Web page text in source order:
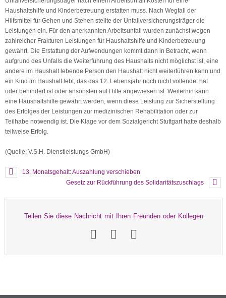
Haushaltshilfe und Kinderbetreuung erstatten muss. Nach Wegfall der
Hilfsmittel für Gehen und Stehen stellte der Unfallversicherungsträger die
Leistungen ein. Für den anerkannten Arbeitsunfall wurden zunächst wegen
zahlreicher Frakturen Leistungen für Haushaltshilfe und Kinderbetreuung
gewährt. Die Erstattung der Aufwendungen kommt dann in Betracht, wenn
aufgrund des Unfalls die Weiterführung des Haushalts nicht möglichst ist, eine
andere im Haushalt lebende Person den Haushalt nicht weiterführen kann und
ein Kind im Haushalt lebt, das das 12. Lebensjahr noch nicht vollendet hat
oder behindert ist oder ansonsten auf Hilfe angewiesen ist. Weiterhin kann
eine Haushaltshilfe gewährt werden, wenn diese Leistung zur Sicherstellung
des Erfolges der Leistungen zur medizinischen Rehabilitation oder zur
Teilhabe notwendig ist. Die Klage vor dem Sozialgericht Stuttgart hatte deshalb
teilweise Erfolg.
(Quelle: V.S.H. Dienstleistungs GmbH)
13. Monatsgehalt: Auszahlung verschieben
Gesetz zur Rückführung des Solidaritätszuschlags
Teilen Sie diese Nachricht mit Ihren Freunden oder Kollegen